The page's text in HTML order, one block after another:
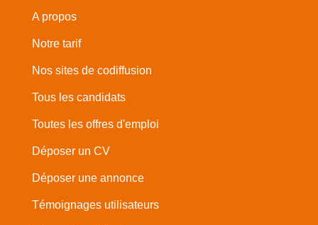
A propos
Notre tarif
Nos sites de codiffusion
Tous les candidats
Toutes les offres d'emploi
Déposer un CV
Déposer une annonce
Témoignages utilisateurs